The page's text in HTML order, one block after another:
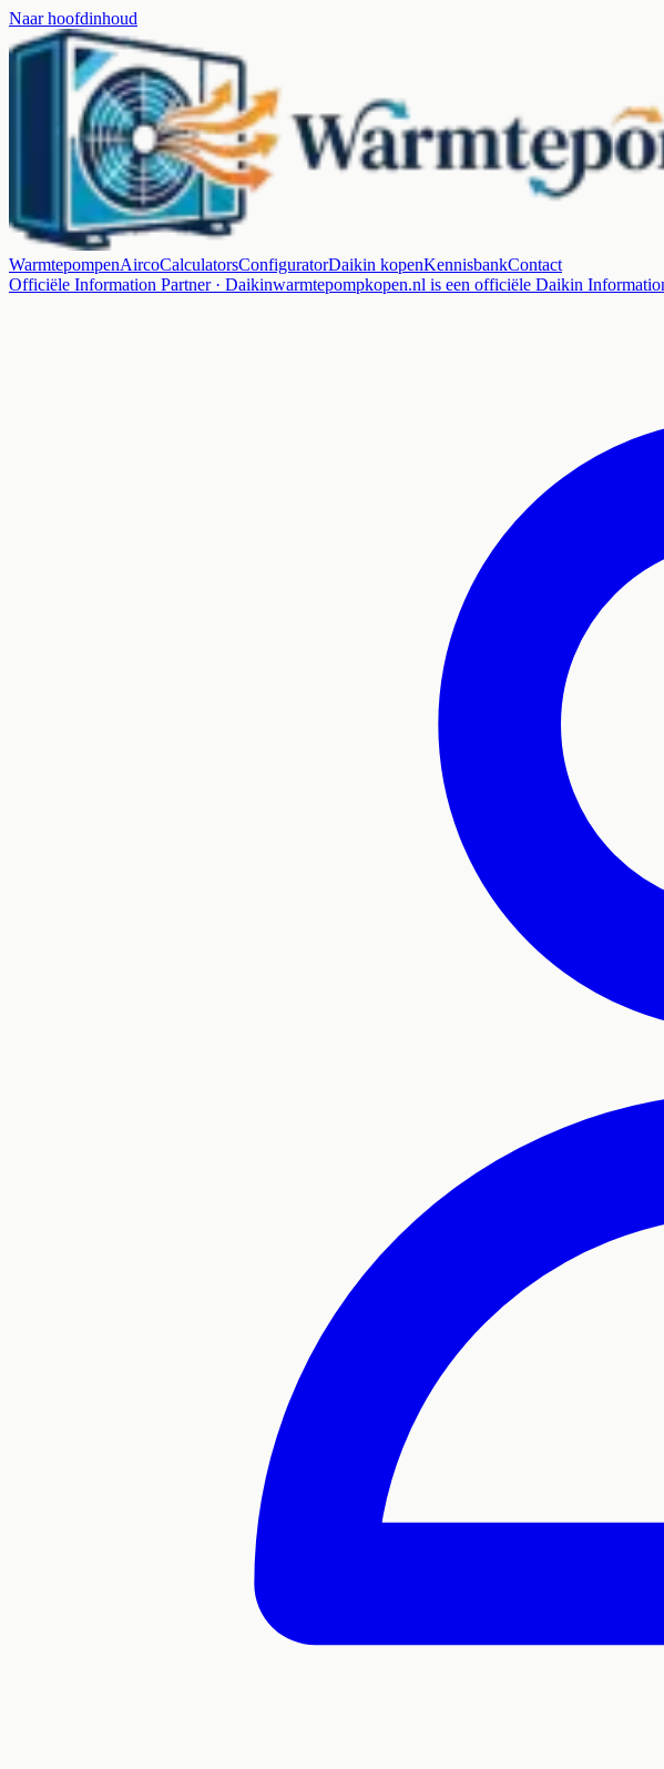
Naar hoofdinhoud
WarmtepompenAircoCalculatorsConfiguratorDaikin kopenKennisbankContact
Officiële Information Partner · Daikinwarmtepompkopen.nl is een officiële Daikin